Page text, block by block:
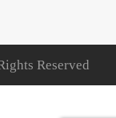
Reserved